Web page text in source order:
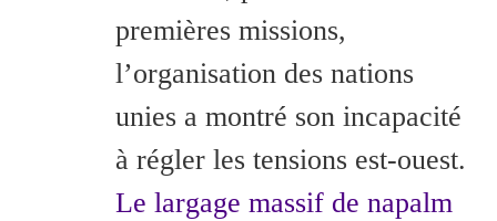
premières missions,
l’organisation des nations
unies a montré son incapacité
à régler les tensions est-ouest.
Le largage massif de napalm